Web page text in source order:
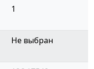
1
Не выбран